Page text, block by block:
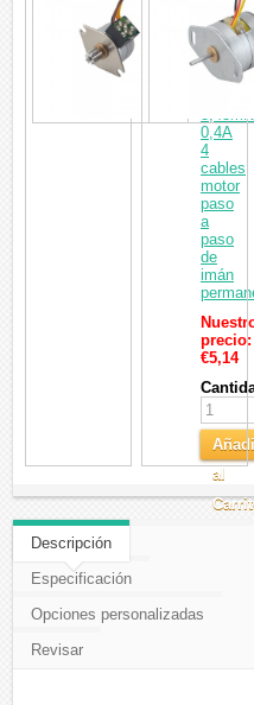
paso
rotativo
PM
18
0,4A
4
cables
motor
paso
a
paso
de
imán
precio:
€5,14
al
Descripción
Especificación
Opciones personalizadas
Revisar